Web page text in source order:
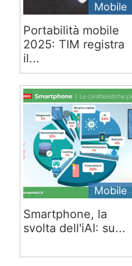
Mobile
Portabilità mobile
2025: TIM registra
il...
Mobile
Smartphone, la
svolta dell'iAI: su...